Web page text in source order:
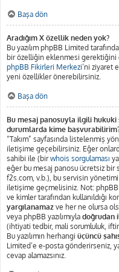
Başa dön
Aradığım X özellik neden yok?
Bu yazılım phpBB Limited
bir özelliğin eklenmesi gerektiğini
phpBB Fikirleri Merkezi’ni ziyaret
yeni özellikler önerebilirsiniz.
Başa dön
Bu mesaj panosuyla ilgili
durumlarda kime
“Takım” sayfasında listelenmiş
iletişime geçebilirsiniz. Eğer
sahibi ile (birwhois sorgulaması
eğer bu mesaj panosu ücretsiz bir
f2s.com, v.b.), bu servisin
iletişime geçmelisiniz. Not:
ve kimler tarafından kullanıldığı
yargılanamaz ve her ne olursa
veya phpBB yazılımıyla doğrudan
(ihtiyati tedbir, mali sorumluluk,
Bu yazılımın herhangi üçüncü
Limited’e e-posta gönderirseniz,
cevap alamazsınız.